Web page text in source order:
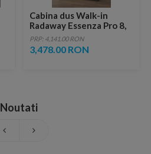
Cabina dus Walk-in
Radaway Essenza Pro 8,
135 x 200 cm, gold
PRP: 4,141.00 RON
3,478.00 RON
Noutati